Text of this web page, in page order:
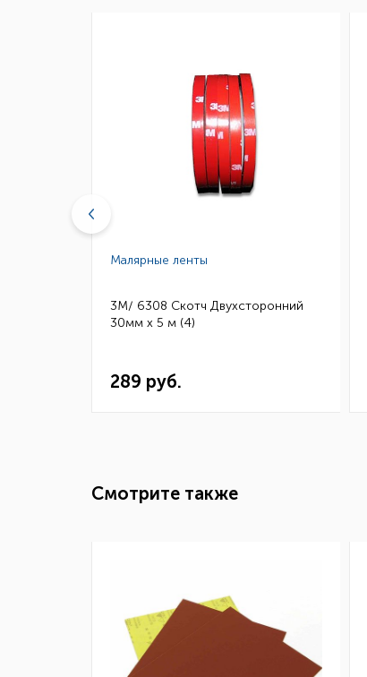
Малярные ленты
3M/ 6308 Скотч Двухсторонний
30мм х 5 м (4)
289 руб.
Смотрите также